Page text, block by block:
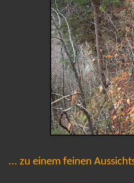
... zu einem feinen